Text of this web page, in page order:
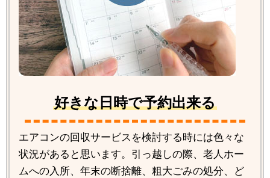
好きな日時で予約出来る
エアコンの回収サービスを検討する時には色々な
状況があると思います。引っ越しの際、老人ホー
ムへの入所、年末の断捨離、粗大ごみの処分、ど